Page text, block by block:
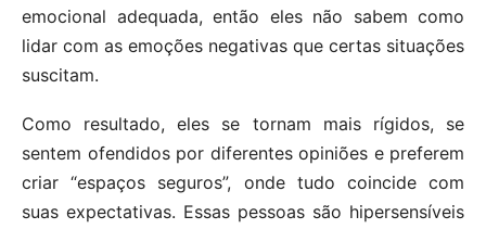
emocional adequada, então eles não sabem como
lidar com as emoções negativas que certas situações
suscitam.
Como resultado, eles se tornam mais rígidos, se
sentem ofendidos por diferentes opiniões e preferem
criar “espaços seguros”, onde tudo coincide com
suas expectativas. Essas pessoas são hipersensíveis